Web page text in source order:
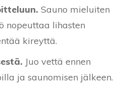
Sauno mieluiten
nopeuttaa lihasten
kireyttä.
Juo vettä ennen
ja saunomisen jälkeen.